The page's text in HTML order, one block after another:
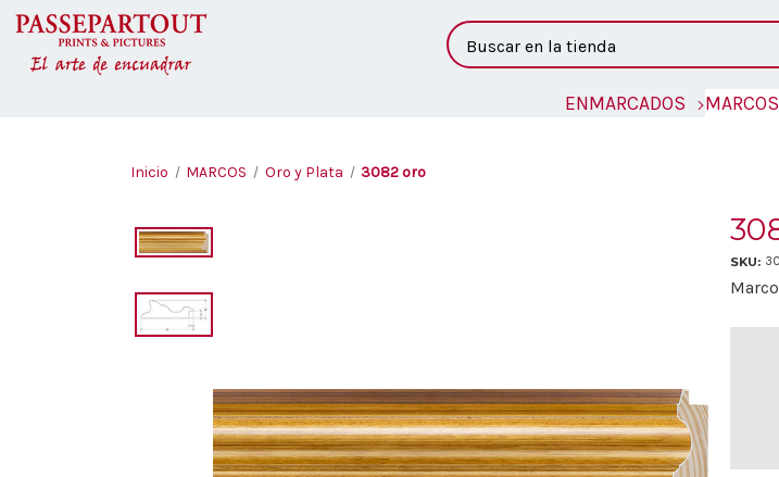
Buscar
ENMARCADOS MARCOS
Inicio MARCOS Oro y Plata 3082 oro
SKU: